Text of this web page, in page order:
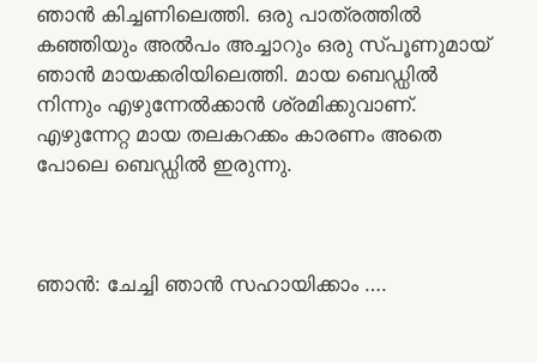
ഞാൻ കിച്ചണിലെത്തി. ഒരു പാത്രത്തിൽ
കഞ്ഞിയും അൽപം അച്ചാറും ഒരു സ്പൂണുമായ്
ഞാൻ മായക്കരിയിലെത്തി. മായ ബെഡ്ഡിൽ
നിന്നും എഴുന്നേൽക്കാൻ ശ്രമിക്കുവാണ്.
എഴുന്നേറ്റ മായ തലകറക്കം കാരണം അതെ
പോലെ ബെഡ്ഡിൽ ഇരുന്നു.
ഞാൻ: ചേച്ചി ഞാൻ സഹായിക്കാം ….